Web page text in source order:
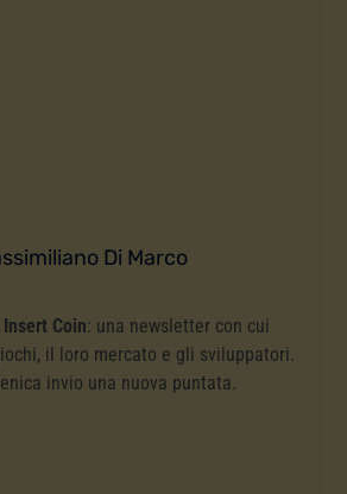
Di Marco
Insert Coin: una newsletter con cui
il loro mercato e gli sviluppatori.
invio una nuova puntata.